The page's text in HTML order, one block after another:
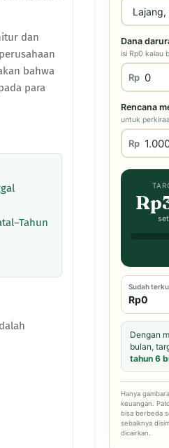
dan
bahwa
para
Dana
isi Rp0 kalau
Rp
Rencana
untuk
Rp
Sudah
Rp0
Dengan
bulan,
tahun 6
Hanya
keuangan.
bisa berbeda
sebaiknya
dicairkan.